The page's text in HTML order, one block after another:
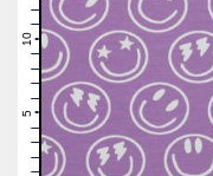
2
3
7
10
11